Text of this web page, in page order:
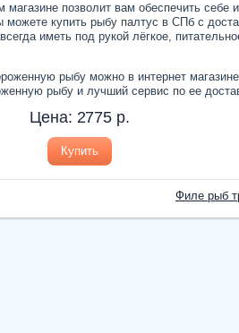
магазине позволит вам обеспечить себе
купить рыбу палтус в СПб с
иметь под рукой лёгкое,
рыбу можно в интернет
рыбу и лучший сервис по ее
Цена: 2775 р.
Купить
Филе рыб